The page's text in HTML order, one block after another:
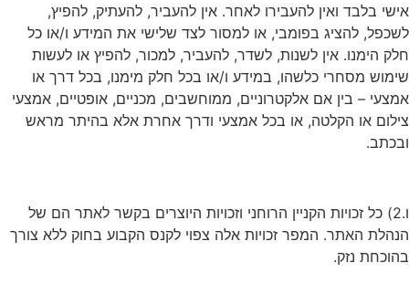
אישי בלבד ואין להעבירו לאחר. אין להעביר, להעתיק, להפיץ,
לשכפל, להציג בפומבי, או למסור לצד שלישי את המידע ו/או כל
חלק הימנו. אין לשנות, לשדר, להעביר, למכור, להפיץ או לעשות
שימוש מסחרי כלשהו, במידע ו/או בכל חלק מימנו, בכל דרך או
אמצעי – בין אם אלקטרוניים, ממוחשבים, מכניים, אופטיים, אמצעי
צילום או הקלטה, או בכל אמצעי ודרך אחרת אלא בהיתר מראש
ובכתב.
ו.2) כל זכויות הקניין הרוחני וזכויות היוצרים בקשר לאתר הם של
הנהלת האתר. המפר זכויות אלה צפוי לקנס הקבוע בחוק ללא צורך
בהוכחת נזק.